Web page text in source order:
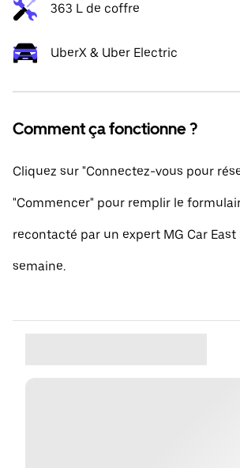
363 L de coffre
UberX & Uber Electric
Comment ça fonctionne ?
Cliquez sur "Connectez-vous pour
"Commencer" pour remplir le
recontacté par un expert MG Car East
semaine.